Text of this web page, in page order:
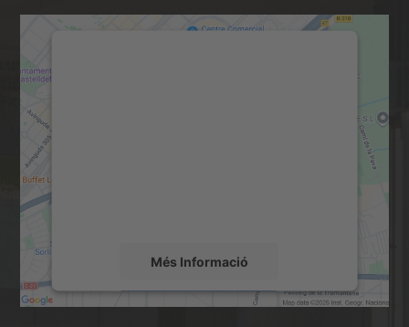
Més Informació
Accepta